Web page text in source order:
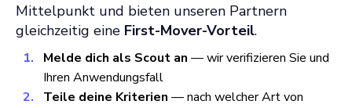
Mittelpunkt und bieten unseren Partnern
gleichzeitig eine First-Mover-Vorteil.
Melde dich als Scout an — wir verifizieren Sie und
Ihren Anwendungsfall
Teile deine Kriterien — nach welcher Art von